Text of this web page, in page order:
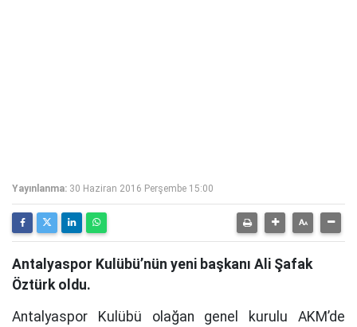
Yayınlanma: 30 Haziran 2016 Perşembe 15:00
Antalyaspor Kulübü’nün yeni başkanı Ali Şafak
Öztürk oldu.
Antalyaspor Kulübü olağan genel kurulu AKM’de